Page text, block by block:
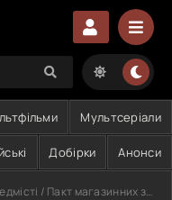
Мультсеріали
Добірки Анонси
/ Пакт магазинних злодюжок